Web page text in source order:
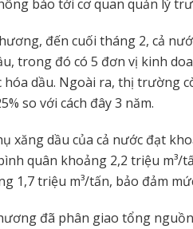
báo tới cơ quan quản lý
đến cuối tháng 2, cả
trong đó có 5 đơn vị kinh
hóa dầu. Ngoài ra, thị trường
so với cách đây 3 năm.
xăng dầu của cả nước đạt
quân khoảng 2,2 triệu m³/
1,7 triệu m³/tấn, bảo đảm
đã phân giao tổng